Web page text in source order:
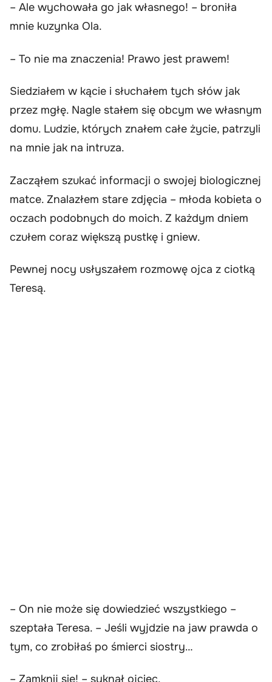
– Ale wychowała go jak własnego! – broniła
mnie kuzynka Ola.
– To nie ma znaczenia! Prawo jest prawem!
Siedziałem w kącie i słuchałem tych słów jak
przez mgłę. Nagle stałem się obcym we własnym
domu. Ludzie, których znałem całe życie, patrzyli
na mnie jak na intruza.
Zacząłem szukać informacji o swojej biologicznej
matce. Znalazłem stare zdjęcia – młoda kobieta o
oczach podobnych do moich. Z każdym dniem
czułem coraz większą pustkę i gniew.
Pewnej nocy usłyszałem rozmowę ojca z ciotką
Teresą.
– On nie może się dowiedzieć wszystkiego –
szeptała Teresa. – Jeśli wyjdzie na jaw prawda o
tym, co zrobiłaś po śmierci siostry…
– Zamknij się! – syknął ojciec.